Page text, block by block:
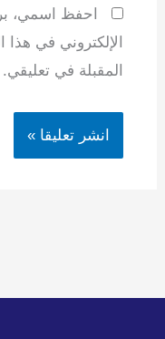
احفظ اسمي،
الإلكتروني في
المقبلة في تعليقي.